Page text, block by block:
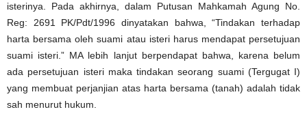
isterinya. Pada akhirnya, dalam Putusan Mahkamah Agung No.
Reg: 2691 PK/Pdt/1996 dinyatakan bahwa, “Tindakan terhadap
harta bersama oleh suami atau isteri harus mendapat persetujuan
suami isteri.” MA lebih lanjut berpendapat bahwa, karena belum
ada persetujuan isteri maka tindakan seorang suami (Tergugat I)
yang membuat perjanjian atas harta bersama (tanah) adalah tidak
sah menurut hukum.